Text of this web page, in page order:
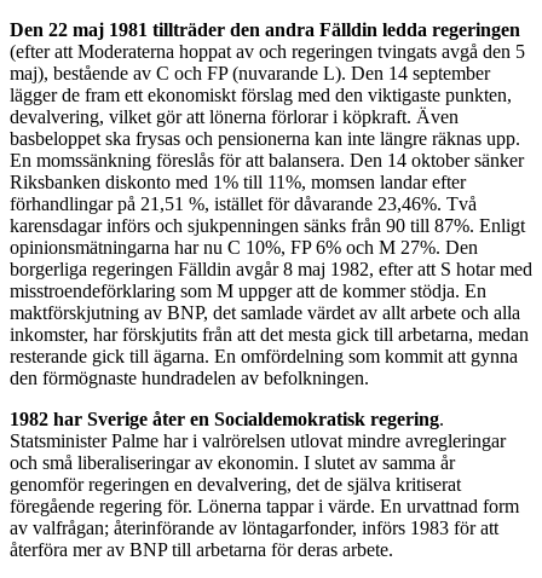
Den 22 maj 1981 tillträder den andra Fälldin ledda regeringen
(efter att Moderaterna hoppat av och regeringen tvingats avgå den 5
maj), bestående av C och FP (nuvarande L). Den 14 september
lägger de fram ett ekonomiskt förslag med den viktigaste punkten,
devalvering, vilket gör att lönerna förlorar i köpkraft. Även
basbeloppet ska frysas och pensionerna kan inte längre räknas upp.
En momssänkning föreslås för att balansera. Den 14 oktober sänker
Riksbanken diskonto med 1% till 11%, momsen landar efter
förhandlingar på 21,51 %, istället för dåvarande 23,46%. Två
karensdagar införs och sjukpenningen sänks från 90 till 87%. Enligt
opinionsmätningarna har nu C 10%, FP 6% och M 27%. Den
borgerliga regeringen Fälldin avgår 8 maj 1982, efter att S hotar med
misstroendeförklaring som M uppger att de kommer stödja. En
maktförskjutning av BNP, det samlade värdet av allt arbete och alla
inkomster, har förskjutits från att det mesta gick till arbetarna, medan
resterande gick till ägarna. En omfördelning som kommit att gynna
den förmögnaste hundradelen av befolkningen.
1982 har Sverige åter en Socialdemokratisk regering.
Statsminister Palme har i valrörelsen utlovat mindre avregleringar
och små liberaliseringar av ekonomin. I slutet av samma år
genomför regeringen en devalvering, det de själva kritiserat
föregående regering för. Lönerna tappar i värde. En urvattnad form
av valfrågan; återinförande av löntagarfonder, införs 1983 för att
återföra mer av BNP till arbetarna för deras arbete.